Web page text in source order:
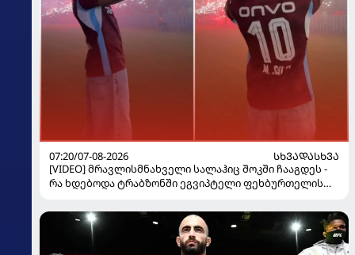
07:20/07-08-2026
ᲡᲮᲕᲐᲓᲐᲡᲮᲕᲐ
[VIDEO] მრავლისმნახველი სალაჰიც შოკში ჩააგდეს -
რა ხდებოდა ტრაბზონში ეგვიპტელი ფეხბურთელის